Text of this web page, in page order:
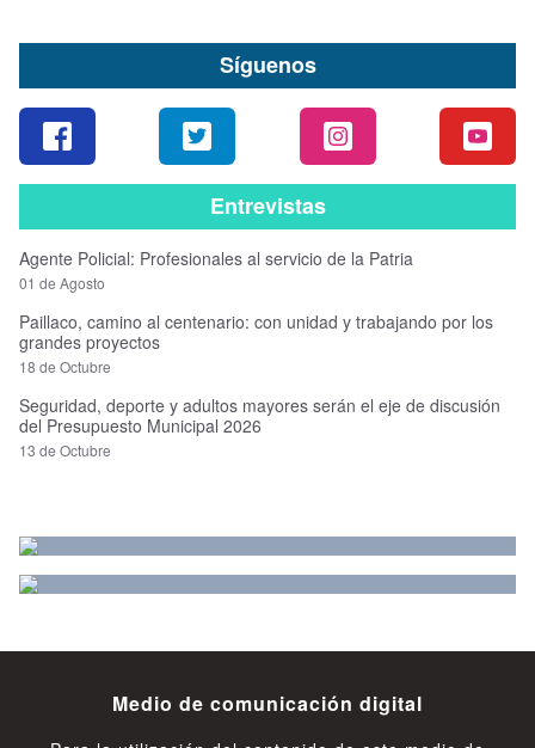
Síguenos
Entrevistas
Agente Policial: Profesionales al servicio de la Patria
01 de Agosto
Paillaco, camino al centenario: con unidad y trabajando por los
grandes proyectos
18 de Octubre
Seguridad, deporte y adultos mayores serán el eje de discusión
del Presupuesto Municipal 2026
13 de Octubre
Medio de comunicación digital